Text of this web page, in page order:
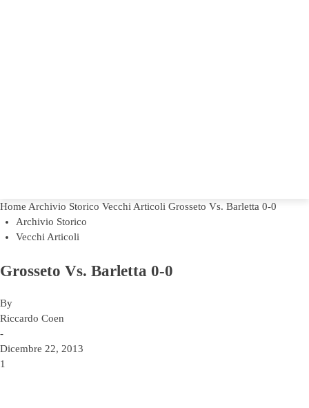
Home Archivio Storico Vecchi Articoli Grosseto Vs. Barletta 0-0
Archivio Storico
Vecchi Articoli
Grosseto Vs. Barletta 0-0
By
Riccardo Coen
-
Dicembre 22, 2013
1